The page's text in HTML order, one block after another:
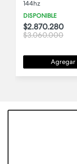
$835.380